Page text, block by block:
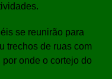
se reunirão para
trechos de ruas com
onde o cortejo do